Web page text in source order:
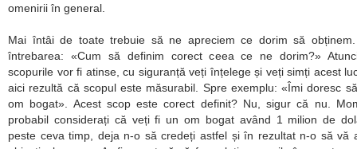
omenirii în general.
Mai întâi de toate trebuie să ne apreciem ce dorim să obținem.
întrebarea: «Cum să definim corect ceea ce ne dorim?»
scopurile vor fi atinse, cu siguranță veți înțelege și veți simți acest
aici rezultă că scopul este măsurabil. Spre exemplu: «Îmi doresc
om bogat». Acest scop este corect definit? Nu, sigur că nu.
probabil considerați că veți fi un om bogat având 1 milion de
peste ceva timp, deja n-o să credeți astfel și în rezultat n-o să vă